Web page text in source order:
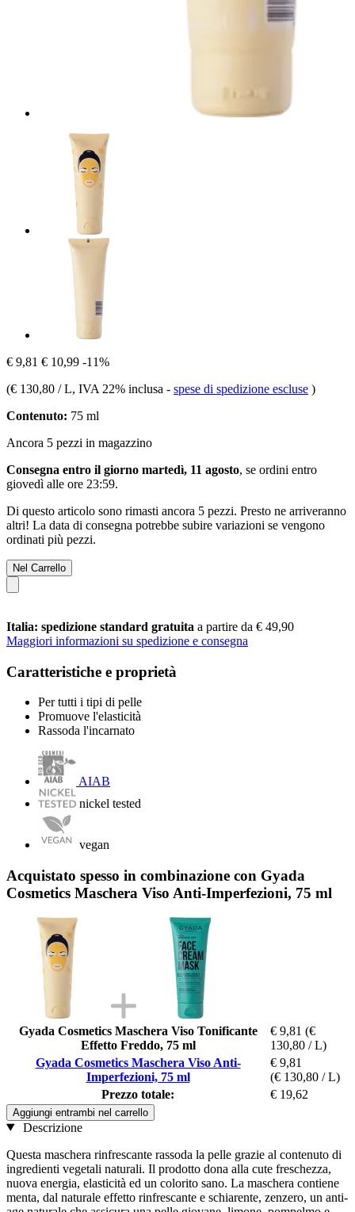
€ 9,81 € 10,99 -11%
(€ 130,80 / L, IVA 22% inclusa - spese di spedizione escluse )
Contenuto: 75 ml
Ancora 5 pezzi in magazzino
Consegna entro il giorno martedì, 11 agosto, se ordini entro
giovedì alle ore 23:59.
Di questo articolo sono rimasti ancora 5 pezzi. Presto ne arriveranno
altri! La data di consegna potrebbe subire variazioni se vengono
ordinati più pezzi.
Nel Carrello
Italia: spedizione standard gratuita a partire da € 49,90
Maggiori informazioni su spedizione e consegna
Caratteristiche e proprietà
Per tutti i tipi di pelle
Promuove l'elasticità
Rassoda l'incarnato
AIAB
nickel tested
vegan
Acquistato spesso in combinazione con Gyada
Cosmetics Maschera Viso Anti-Imperfezioni, 75 ml
Gyada Cosmetics Maschera Viso Tonificante
Effetto Freddo, 75 ml
€ 9,81 (€
130,80 / L)
Gyada Cosmetics Maschera Viso Anti-
Imperfezioni, 75 ml
€ 9,81
(€ 130,80 / L)
Prezzo totale:
€ 19,62
Aggiungi entrambi nel carrello
Descrizione
Questa maschera rinfrescante rassoda la pelle grazie al contenuto di
ingredienti vegetali naturali. Il prodotto dona alla cute freschezza,
nuova energia, elasticità ed un colorito sano. La maschera contiene
menta, dal naturale effetto rinfrescante e schiarente, zenzero, un anti-